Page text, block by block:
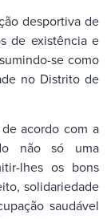
desportiva de
de existência e
se como
no Distrito de
acordo com a
não só uma
lhes os bons
solidariedade
saudável